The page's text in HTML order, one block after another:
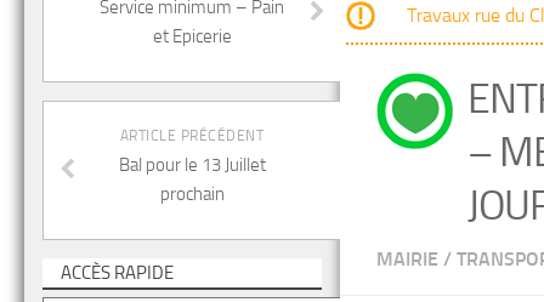
Travaux rue du
–
MAIRIE /
Service minimum – Pain
et Epicerie
ARTICLE PRÉCÉDENT
Bal pour le 13 Juillet
prochain
ACCÈS RAPIDE